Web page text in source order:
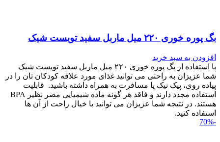
بگ پوره خوری ۲۲۰ میل ماربل سفید تویست شیک
افزودن به سبد خرید
با استفاده از بگ پوره خوری ۲۲۰ میل ماربل سفید تویست شیک
شما عزیزان به راحتی می توانید غذای مورد علاقه کودکان تان را در
پیاده روی، پیک نیک یا مسافرت به همراه داشته باشید. قابلیت
استفاده مجدد دارند و فاقد هر گونه ماده شیمیایی مضر نظیر BPA
هستند. در نتیجه شما عزیزان می توانید با خیال راحت از آن ها
استفاده کنید.
-70%